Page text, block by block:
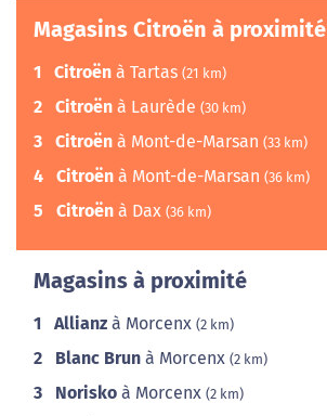
Magasins Citroën à proximité
1 Citroën à Tartas (21 km)
2 Citroën à Laurède (30 km)
3 Citroën à Mont-de-Marsan (33 km)
4 Citroën à Mont-de-Marsan (36 km)
5 Citroën à Dax (36 km)
Magasins à proximité
1 Allianz à Morcenx (2 km)
2 Blanc Brun à Morcenx (2 km)
3 Norisko à Morcenx (2 km)